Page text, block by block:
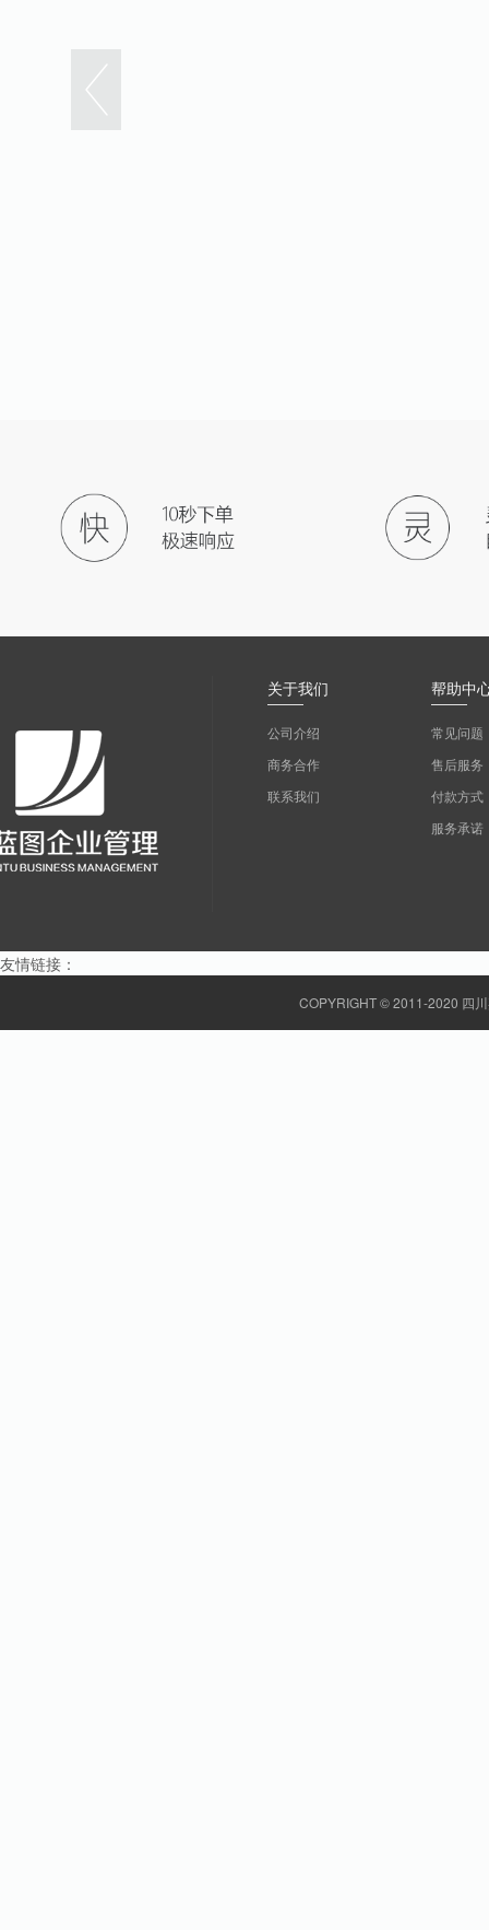
关于我们
公司介绍
商务合作
联系我们
帮助中
常见问题
售后服务
付款方式
服务承诺
友情链接：
COPYRIGHT © 2011-2020 四